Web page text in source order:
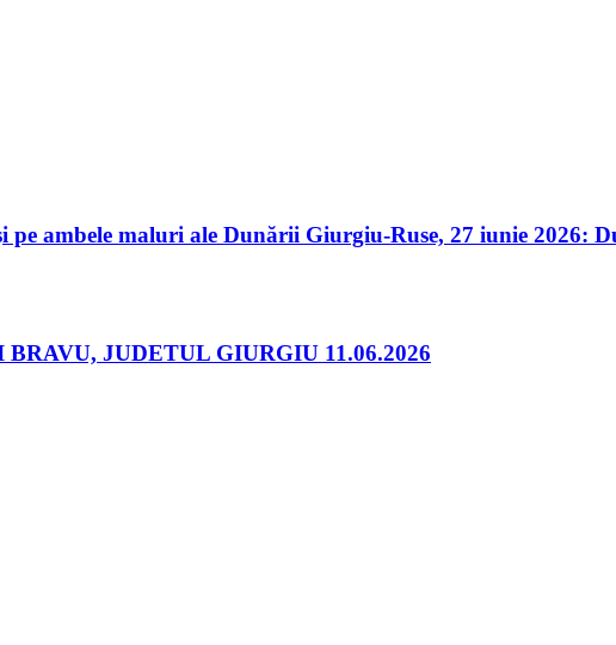
pe ambele maluri ale Dunării Giurgiu-Ruse, 27 iunie 2026:
JUDETUL GIURGIU 11.06.2026